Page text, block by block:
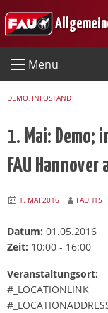
to
Menu
DEMO, INFOSTAND
1. Mai: Demo;
FAU
1. MAI 2016 FAUH15
Datum: 01.05.2016
Zeit: 10:00 - 16:00
Veranstaltungsort:
#_LOCATIONLINK